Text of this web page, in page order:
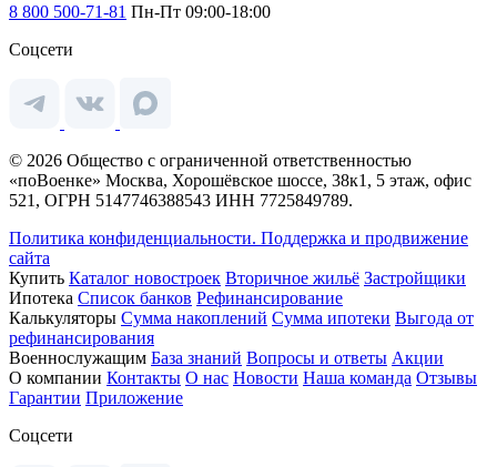
8 800 500-71-81 Пн-Пт 09:00-18:00
Соцсети
© 2026 Общество с ограниченной ответственностью
«поВоенке» Москва, Хорошёвское шоссе, 38к1, 5 этаж, офис
521, ОГРН 5147746388543 ИНН 7725849789.
Политика конфиденциальности. Поддержка и продвижение
сайта
Купить Каталог новостроек Вторичное жильё Застройщики
Ипотека Список банков Рефинансирование
Калькуляторы Сумма накоплений Сумма ипотеки Выгода от
рефинансирования
Военнослужащим База знаний Вопросы и ответы Акции
О компании Контакты О нас Новости Наша команда Отзывы
Гарантии Приложение
Соцсети